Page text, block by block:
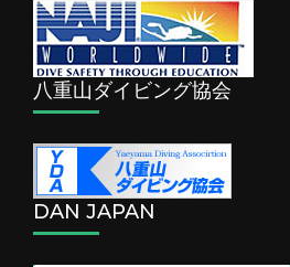
八重山ダイビング協会
DAN JAPAN